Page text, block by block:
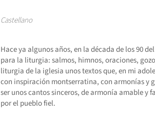
Castellano
Hace ya algunos años, en la década de los 90
para la liturgia: salmos, himnos, oraciones,
liturgia de la iglesia unos textos que, en mi
con inspiración montserratina, con armonías y
ser unos cantos sinceros, de armonía amable y
por el pueblo fiel.